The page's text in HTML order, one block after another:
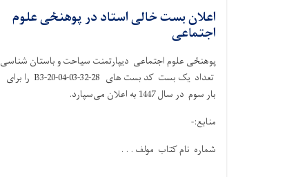
اعلان بست خالی استاد در پوهنځی علوم
اجتماعی
پوهنځی علوم اجتماعی دیپارتمنت سیاحت و باستان شناسی
تعداد یک بست کد بست های 28-32-B3-20-04-03 را برای
بار سوم در سال 1447 به اعلان می‌سپارد.
منابع:-
شماره نام کتاب مولف . . .